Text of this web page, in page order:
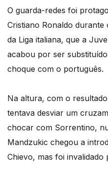
O guarda-redes foi
Cristiano Ronaldo
da Liga italiana, que a
acabou por ser
choque com o português.
Na altura, com o
tentava desviar um
chocar com Sorrentino,
Mandzukic chegou a
Chievo, mas foi